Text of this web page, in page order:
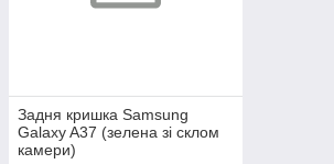
Задня кришка Samsung
Galaxy A37 (зелена зі склом
камери)